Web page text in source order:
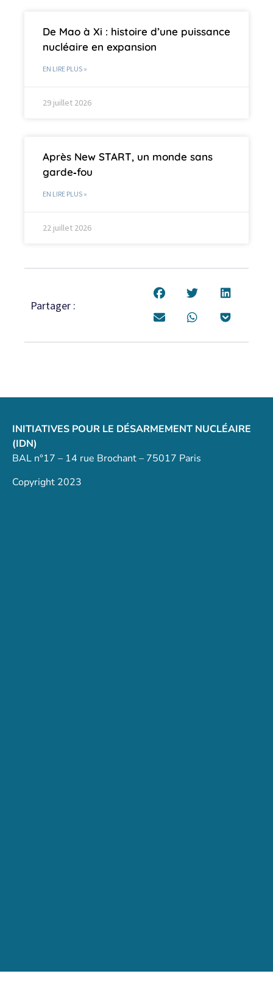
De Mao à Xi : histoire d’une puissance
nucléaire en expansion
EN LIRE PLUS »
29 juillet 2026
Après New START, un monde sans
garde‑fou
EN LIRE PLUS »
22 juillet 2026
Partager :
INITIATIVES POUR LE DÉSARMEMENT NUCLÉAIRE
(IDN)
BAL n°17 – 14 rue Brochant – 75017 Paris
Copyright 2023